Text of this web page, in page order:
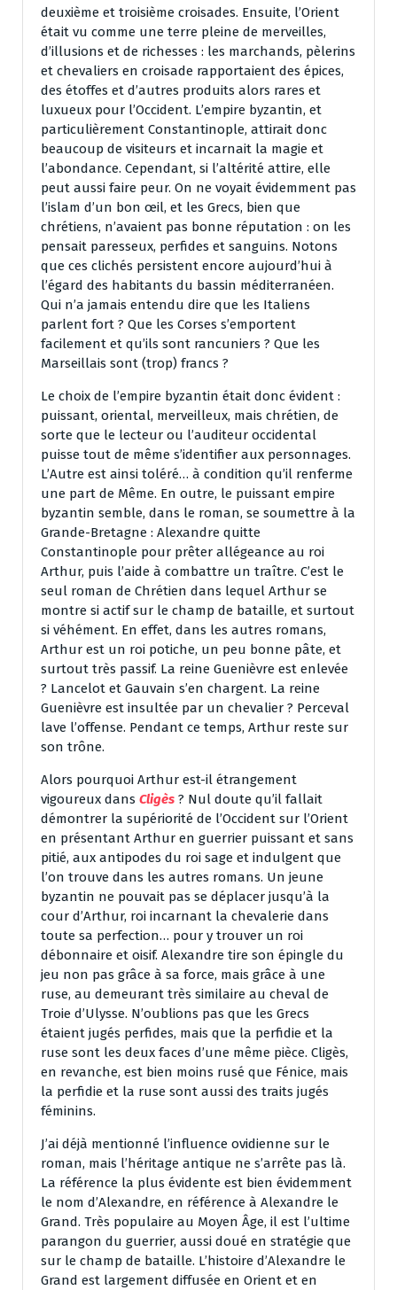
deuxième et troisième croisades. Ensuite, l’Orient
était vu comme une terre pleine de merveilles,
d’illusions et de richesses : les marchands, pèlerins
et chevaliers en croisade rapportaient des épices,
des étoffes et d’autres produits alors rares et
luxueux pour l’Occident. L’empire byzantin, et
particulièrement Constantinople, attirait donc
beaucoup de visiteurs et incarnait la magie et
l’abondance. Cependant, si l’altérité attire, elle
peut aussi faire peur. On ne voyait évidemment pas
l’islam d’un bon œil, et les Grecs, bien que
chrétiens, n’avaient pas bonne réputation : on les
pensait paresseux, perfides et sanguins. Notons
que ces clichés persistent encore aujourd’hui à
l’égard des habitants du bassin méditerranéen.
Qui n’a jamais entendu dire que les Italiens
parlent fort ? Que les Corses s’emportent
facilement et qu’ils sont rancuniers ? Que les
Marseillais sont (trop) francs ?
Le choix de l’empire byzantin était donc évident :
puissant, oriental, merveilleux, mais chrétien, de
sorte que le lecteur ou l’auditeur occidental
puisse tout de même s’identifier aux personnages.
L’Autre est ainsi toléré… à condition qu’il renferme
une part de Même. En outre, le puissant empire
byzantin semble, dans le roman, se soumettre à la
Grande-Bretagne : Alexandre quitte
Constantinople pour prêter allégeance au roi
Arthur, puis l’aide à combattre un traître. C’est le
seul roman de Chrétien dans lequel Arthur se
montre si actif sur le champ de bataille, et surtout
si véhément. En effet, dans les autres romans,
Arthur est un roi potiche, un peu bonne pâte, et
surtout très passif. La reine Guenièvre est enlevée
? Lancelot et Gauvain s’en chargent. La reine
Guenièvre est insultée par un chevalier ? Perceval
lave l’offense. Pendant ce temps, Arthur reste sur
son trône.
Alors pourquoi Arthur est-il étrangement
vigoureux dans Cligès ? Nul doute qu’il fallait
démontrer la supériorité de l’Occident sur l’Orient
en présentant Arthur en guerrier puissant et sans
pitié, aux antipodes du roi sage et indulgent que
l’on trouve dans les autres romans. Un jeune
byzantin ne pouvait pas se déplacer jusqu’à la
cour d’Arthur, roi incarnant la chevalerie dans
toute sa perfection… pour y trouver un roi
débonnaire et oisif. Alexandre tire son épingle du
jeu non pas grâce à sa force, mais grâce à une
ruse, au demeurant très similaire au cheval de
Troie d’Ulysse. N’oublions pas que les Grecs
étaient jugés perfides, mais que la perfidie et la
ruse sont les deux faces d’une même pièce. Cligès,
en revanche, est bien moins rusé que Fénice, mais
la perfidie et la ruse sont aussi des traits jugés
féminins.
J’ai déjà mentionné l’influence ovidienne sur le
roman, mais l’héritage antique ne s’arrête pas là.
La référence la plus évidente est bien évidemment
le nom d’Alexandre, en référence à Alexandre le
Grand. Très populaire au Moyen Âge, il est l’ultime
parangon du guerrier, aussi doué en stratégie que
sur le champ de bataille. L’histoire d’Alexandre le
Grand est largement diffusée en Orient et en